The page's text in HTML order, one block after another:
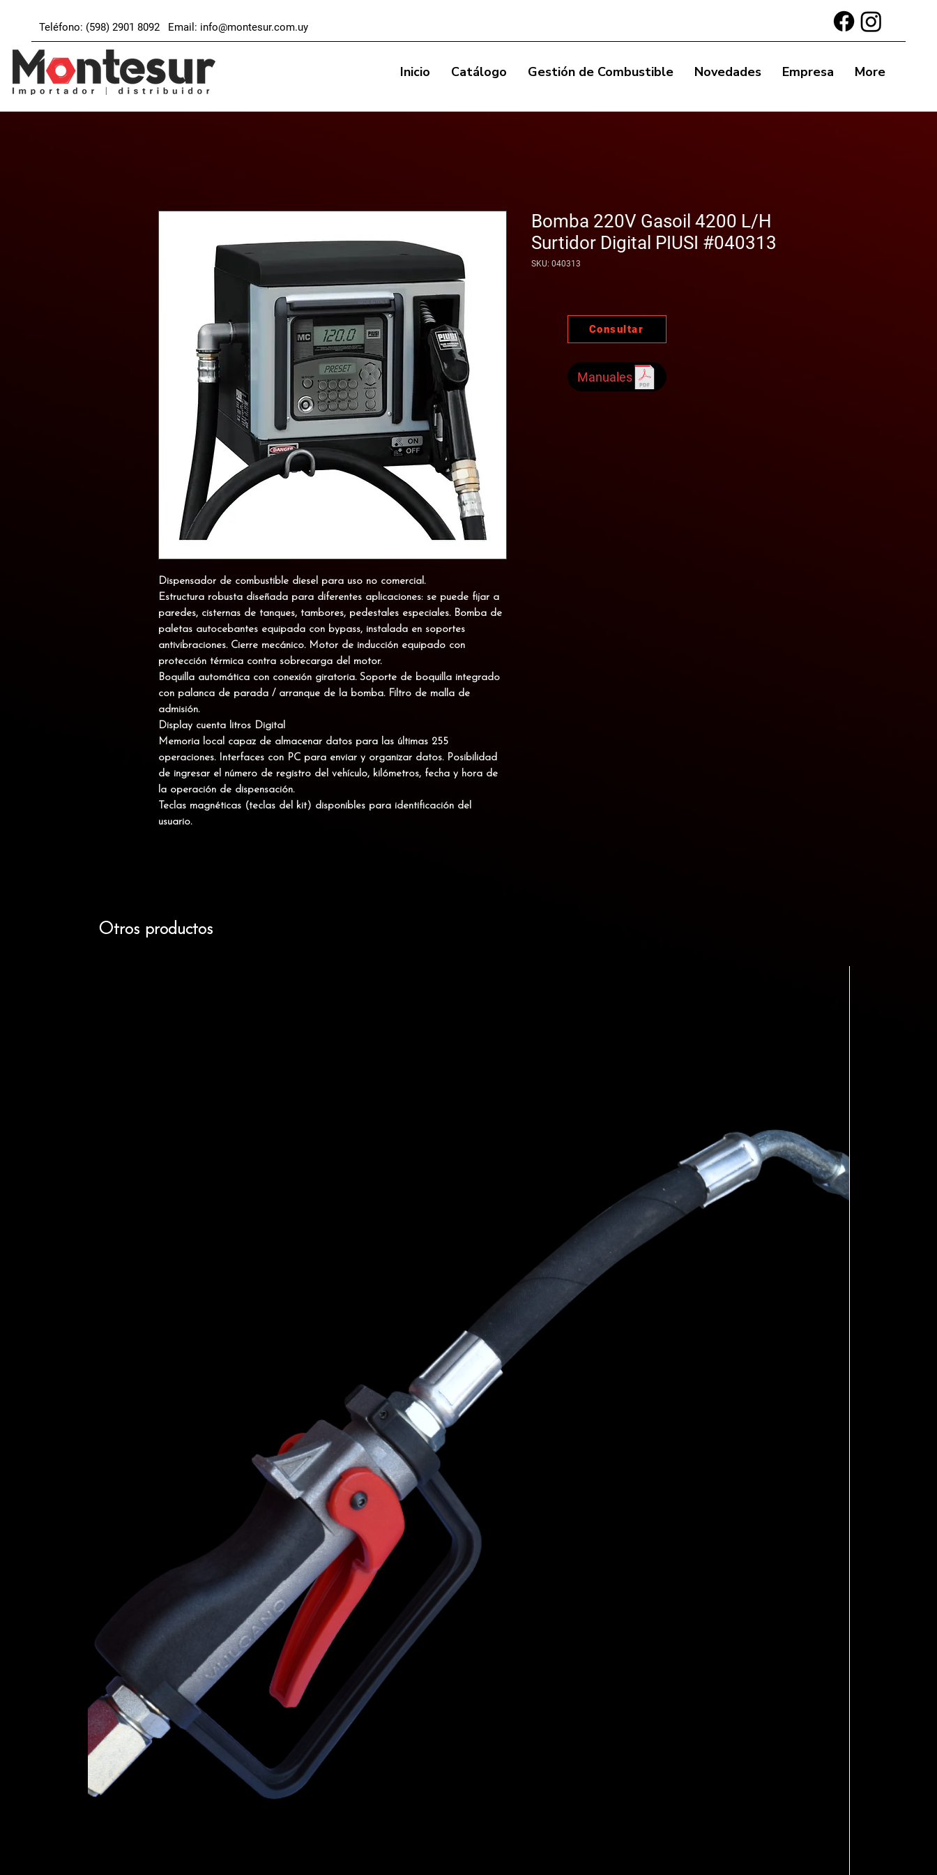
Teléfono: (598) 2901 8092 Email: info@montesur.com.uy
Inicio Catálogo Gestión de Combustible Novedades Empresa More
Dispensador de combustible diesel para uso no comercial.
Estructura robusta diseñada para diferentes aplicaciones: se puede fijar a
paredes, cisternas de tanques, tambores, pedestales especiales. Bomba de
paletas autocebantes equipada con bypass, instalada en soportes
antivibraciones. Cierre mecánico. Motor de inducción equipado con
protección térmica contra sobrecarga del motor.
Boquilla automática con conexión giratoria. Soporte de boquilla integrado
con palanca de parada / arranque de la bomba. Filtro de malla de
admisión.
Display cuenta litros Digital
Memoria local capaz de almacenar datos para las últimas 255
operaciones. Interfaces con PC para enviar y organizar datos. Posibilidad
de ingresar el número de registro del vehículo, kilómetros, fecha y hora de
la operación de dispensación.
Teclas magnéticas (teclas del kit) disponibles para identificación del
usuario.
Bomba 220V Gasoil 4200 L/H
Surtidor Digital PIUSI #040313
SKU: 040313
Consultar
Manuales
Otros productos